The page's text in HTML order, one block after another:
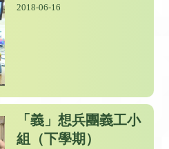
2018-06-16
「義」想兵團義工小
組（下學期）